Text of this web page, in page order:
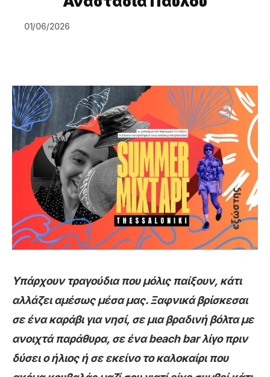
01/06/2026
Υπάρχουν τραγούδια που μόλις παίξουν, κάτι
αλλάζει αμέσως μέσα μας. Ξαφνικά βρίσκεσαι
σε ένα καράβι για νησί, σε μια βραδινή βόλτα με
ανοιχτά παράθυρα, σε ένα beach bar λίγο πριν
δύσει ο ήλιος ή σε εκείνο το καλοκαίρι που